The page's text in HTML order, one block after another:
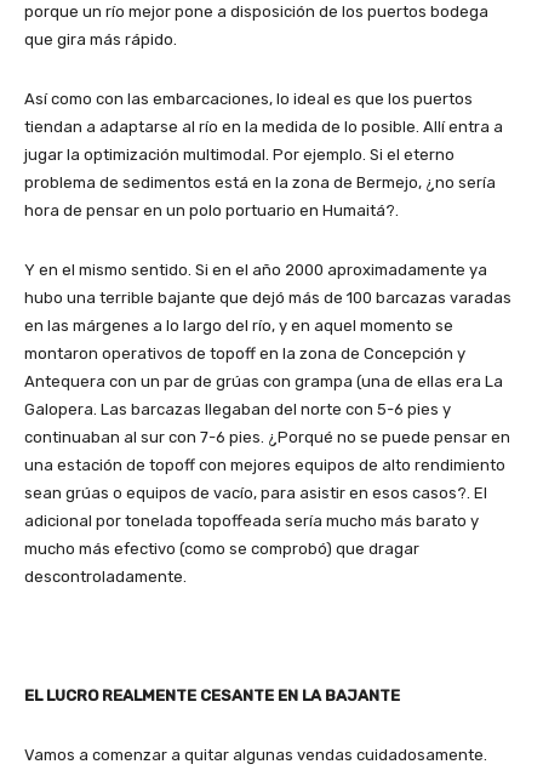
porque un río mejor pone a disposición de los puertos bodega
que gira más rápido.
Así como con las embarcaciones, lo ideal es que los puertos
tiendan a adaptarse al río en la medida de lo posible. Allí entra a
jugar la optimización multimodal. Por ejemplo. Si el eterno
problema de sedimentos está en la zona de Bermejo, ¿no sería
hora de pensar en un polo portuario en Humaitá?.
Y en el mismo sentido. Si en el año 2000 aproximadamente ya
hubo una terrible bajante que dejó más de 100 barcazas varadas
en las márgenes a lo largo del río, y en aquel momento se
montaron operativos de topoff en la zona de Concepción y
Antequera con un par de grúas con grampa (una de ellas era La
Galopera. Las barcazas llegaban del norte con 5-6 pies y
continuaban al sur con 7-6 pies. ¿Porqué no se puede pensar en
una estación de topoff con mejores equipos de alto rendimiento
sean grúas o equipos de vacío, para asistir en esos casos?. El
adicional por tonelada topoffeada sería mucho más barato y
mucho más efectivo (como se comprobó) que dragar
descontroladamente.
EL LUCRO REALMENTE CESANTE EN LA BAJANTE
Vamos a comenzar a quitar algunas vendas cuidadosamente.